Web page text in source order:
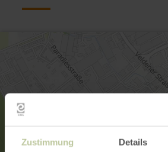
Zustimmung Details